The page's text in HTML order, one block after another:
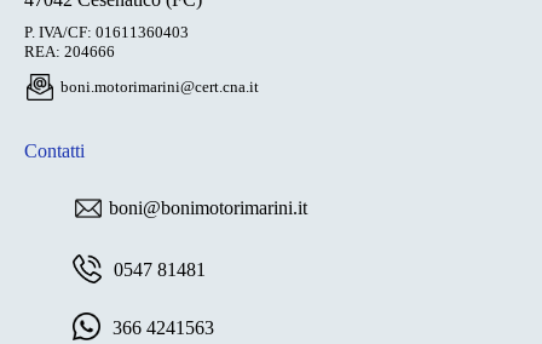
P. IVA/CF: 01611360403
REA: 204666
boni.motorimarini@cert.cna.it
Contatti
boni@bonimotorimarini.it
0547 81481
366 4241563